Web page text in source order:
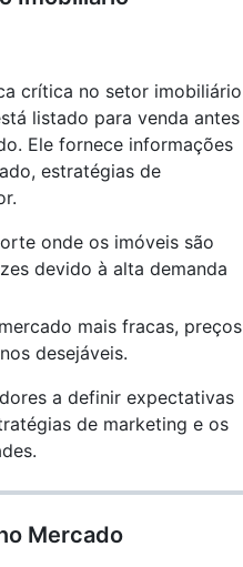
crítica no setor imobiliário
listado para venda antes
Ele fornece informações
estratégias de
onde os imóveis são
devido à alta demanda
mais fracas, preços
desejáveis.
a definir expectativas
de marketing e os
Mercado